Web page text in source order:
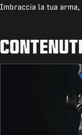
Imbraccia la tua